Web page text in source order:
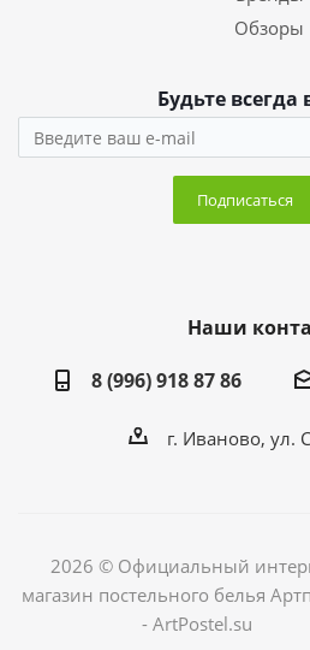
Обзоры
Будьте всегда
Подписаться
Наши
8 (996) 918 87 86
г. Иваново, ул.
2026 © Официальный
магазин постельного белья
- ArtPostel.su